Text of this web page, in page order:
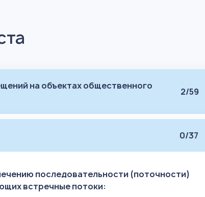
на объектах общественного
2/59
0/37
последовательности (поточности)
встречные потоки: